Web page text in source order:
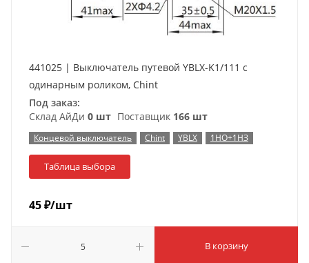
441025 | Выключатель путевой YBLX-K1/111 c
одинарным роликом, Chint
Под заказ:
Склад АйДи 0 шт Поставщик 166 шт
Концевой выключатель Chint YBLX 1НО+1НЗ
Таблица выбора
45₽/шт
В корзину